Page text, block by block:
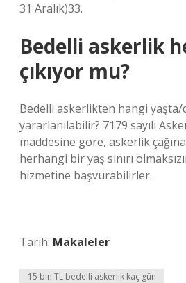
31 Aralık)33.
Bedelli askerlik
çıkıyor mu?
Bedelli askerlikten hangi yaşta/
yararlanılabilir? 7179 sayılı
maddesine göre, askerlik
herhangi bir yaş sınırı
hizmetine başvurabilirler.
Tarih: Makaleler
15 bin TL bedelli askerlik kaç gün